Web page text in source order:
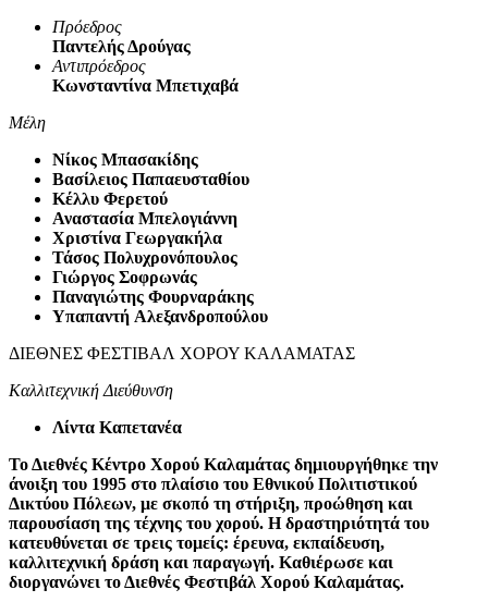
Πρόεδρος
Παντελής Δρούγας
Αντιπρόεδρος
Κωνσταντίνα Μπετιχαβά
Μέλη
Νίκος Μπασακίδης
Βασίλειος Παπαευσταθίου
Κέλλυ Φερετού
Αναστασία Μπελογιάννη
Χριστίνα Γεωργακήλα
Τάσος Πολυχρονόπουλος
Γιώργος Σοφρωνάς
Παναγιώτης Φουρναράκης
Υπαπαντή Αλεξανδροπούλου
ΔΙΕΘΝΕΣ ΦΕΣΤΙΒΑΛ ΧΟΡΟΥ ΚΑΛΑΜΑΤΑΣ
Καλλιτεχνική Διεύθυνση
Λίντα Καπετανέα
Το Διεθνές Κέντρο Χορού Καλαμάτας δημιουργήθηκε την
άνοιξη του 1995 στο πλαίσιο του Εθνικού Πολιτιστικού
Δικτύου Πόλεων, με σκοπό τη στήριξη, προώθηση και
παρουσίαση της τέχνης του χορού. Η δραστηριότητά του
κατευθύνεται σε τρεις τομείς: έρευνα, εκπαίδευση,
καλλιτεχνική δράση και παραγωγή. Καθιέρωσε και
διοργανώνει το Διεθνές Φεστιβάλ Χορού Καλαμάτας.